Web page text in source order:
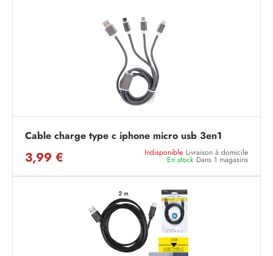
Cable charge type c iphone micro usb 3en1
3,99 € Indisponible Livraison à domicile
En stock Dans 1 magasins